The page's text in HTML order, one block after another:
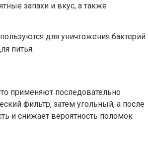
запахи и вкус, а также
для уничтожения бактерий
питья.
применяют последовательно
фильтр, затем угольный, а после
и снижает вероятность поломок